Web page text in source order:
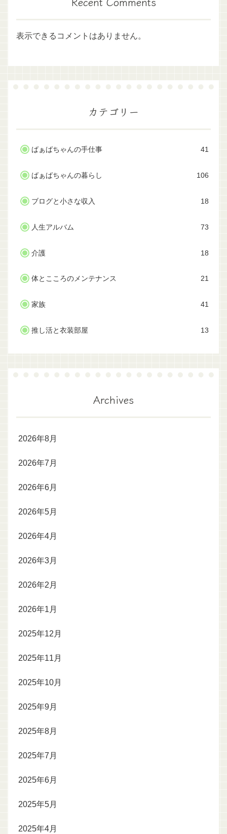
表示できるコメントはありません。
カテゴリー
ばぁばちゃんの手仕事 41
ばぁばちゃんの暮らし 106
ブログと小さな収入 18
人生アルバム 73
介護 18
体とこころのメンテナンス 21
家族 41
推し活と衣装部屋 13
Archives
2026年8月
2026年7月
2026年6月
2026年5月
2026年4月
2026年3月
2026年2月
2026年1月
2025年12月
2025年11月
2025年10月
2025年9月
2025年8月
2025年7月
2025年6月
2025年5月
2025年4月